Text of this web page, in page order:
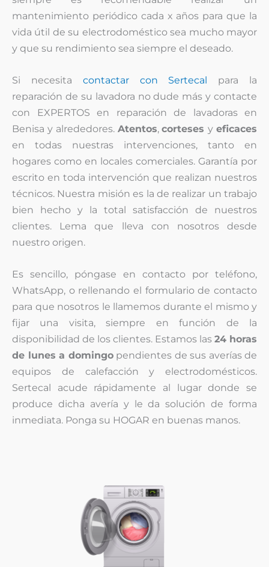
mantenimiento periódico cada x años para que la
vida útil de su electrodoméstico sea mucho mayor
y que su rendimiento sea siempre el deseado.
Si necesita contactar con Sertecal para la
reparación de su lavadora no dude más y contacte
con EXPERTOS en reparación de lavadoras en
Benisa y alrededores. Atentos,cortesesyeficaces
en todas nuestras intervenciones, tanto en
hogares como en locales comerciales. Garantía por
escrito en toda intervención que realizan nuestros
técnicos. Nuestra misión es la de realizar un trabajo
bien hecho y la total satisfacción de nuestros
clientes. Lema que lleva con nosotros desde
nuestro origen.
Es sencillo, póngase en contacto por teléfono,
WhatsApp, o rellenando el formulario de contacto
para que nosotros le llamemos durante el mismo y
fijar una visita, siempre en función de la
disponibilidad de los clientes. Estamos las 24 horas
de lunes a domingopendientes de sus averías de
equipos de calefacción y electrodomésticos.
Sertecal acude rápidamente al lugar donde se
produce dicha avería y le da solución de forma
inmediata. Ponga su HOGAR en buenas manos.